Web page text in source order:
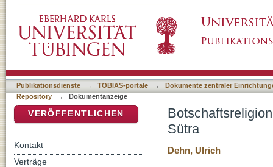
Publikationsdienste → TOBIAS-portale →
Dokumente zentraler
Repository
→ Dokumentanzeige
Sütra
Dehn, Ulrich
VERÖFFENTLICHEN
Kontakt
Verträge